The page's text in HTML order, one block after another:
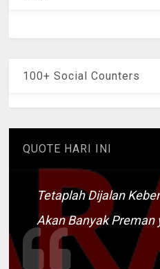
100+ Social Counters
QUOTE HARI INI
Tetaplah Dijalan
Akan Banyak